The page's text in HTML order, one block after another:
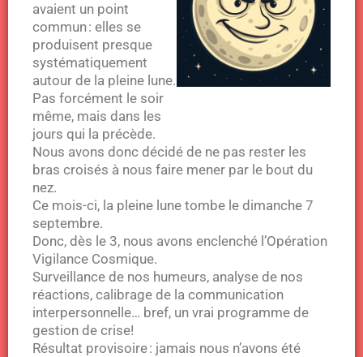
avaient un point
commun : elles se
produisent presque
systématiquement
autour de la pleine lune.
Pas forcément le soir
même, mais dans les
jours qui la précède.
Nous avons donc décidé de ne pas rester les
bras croisés à nous faire mener par le bout du
nez.
Ce mois-ci, la pleine lune tombe le dimanche 7
septembre.
Donc, dès le 3, nous avons enclenché l’Opération
Vigilance Cosmique.
Surveillance de nos humeurs, analyse de nos
réactions, calibrage de la communication
interpersonnelle… bref, un vrai programme de
gestion de crise!
Résultat provisoire : jamais nous n’avons été